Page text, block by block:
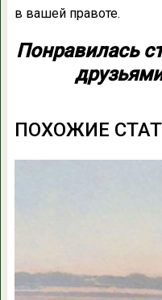
в вашей правоте.
Понравилась
ПОХОЖИЕ